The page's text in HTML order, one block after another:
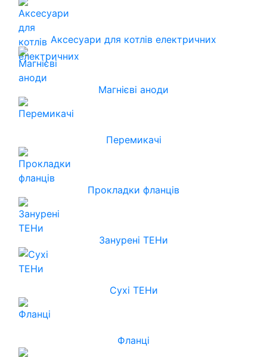
Аксесуари для котлів електричних
Магнієві аноди
Перемикачі
Прокладки фланців
Занурені ТЕНи
Сухі ТЕНи
Фланці